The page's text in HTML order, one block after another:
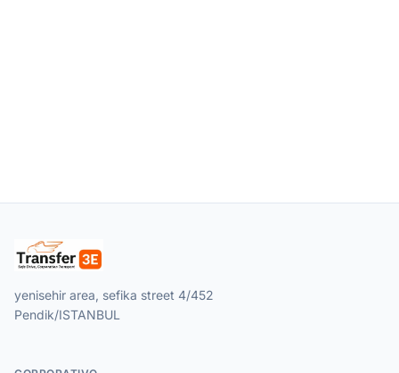
yenisehir area, sefika street 4/452
Pendik/ISTANBUL